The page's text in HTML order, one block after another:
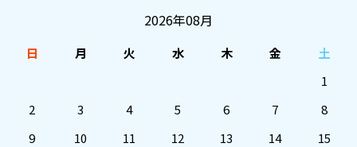
2026年08月
日 月 火 水 木 金
土
1
2
3 4 5 6 7
8
9
10 11 12 13 14
15